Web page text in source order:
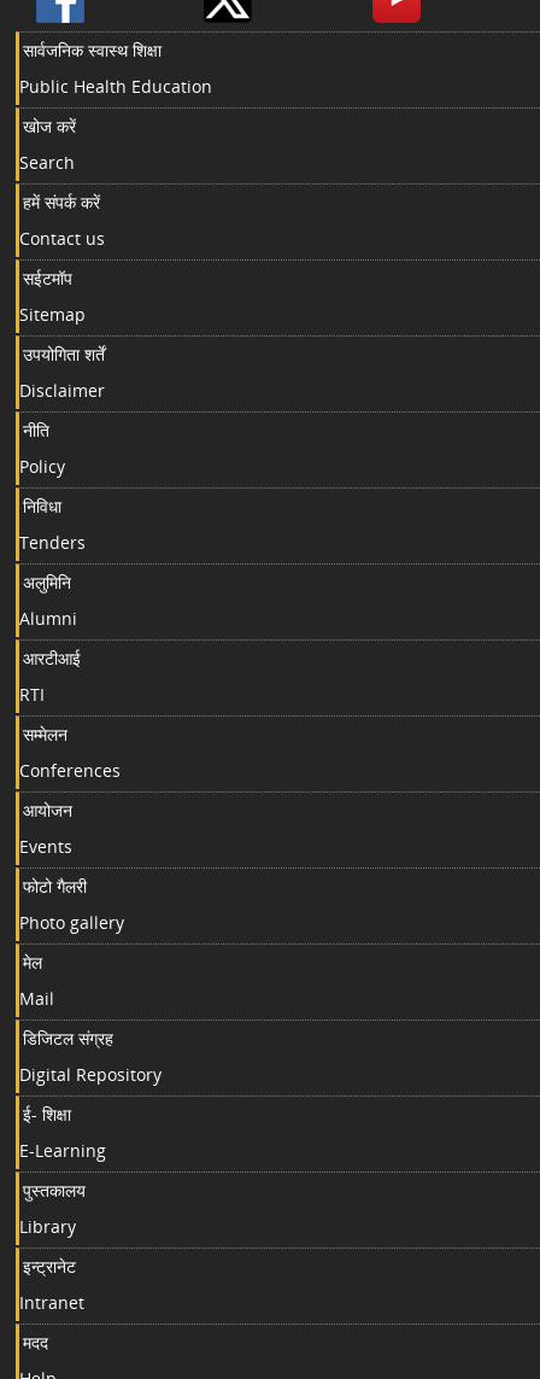
सार्वजनिक स्वास्थ शिक्षा
Public Health Education
खोज करें
Search
हमें संपर्क करें
Contact us
सईटमॉप
Sitemap
उपयोगिता शर्तें
Disclaimer
नीति
Policy
निविधा
Tenders
अलुमिनि
Alumni
आरटीआई
RTI
सम्मेलन
Conferences
आयोजन
Events
फोटो गैलरी
Photo gallery
मेल
Mail
डिजिटल संग्रह
Digital Repository
ई- शिक्षा
E-Learning
पुस्तकालय
Library
इन्ट्रानेट
Intranet
मदद